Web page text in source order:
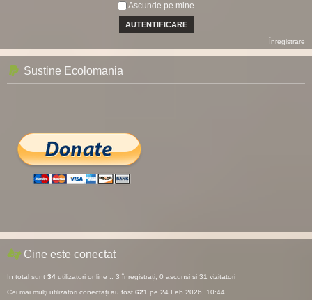
Ascunde pe mine
Înregistrare
Sustine Ecolomania
Cine este conectat
In total sunt 34 utilizatori online :: 3 înregistrați, 0 ascunși și 31 vizitatori
Cei mai mulţi utilizatori conectaţi au fost 621 pe 24 Feb 2026, 10:44